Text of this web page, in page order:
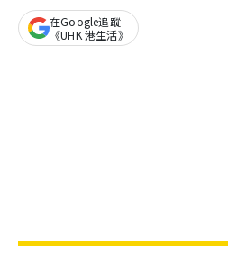
在Google追蹤
《UHK 港生活》